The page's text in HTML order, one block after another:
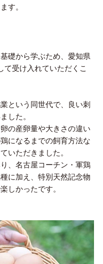
す。
礎から学ぶため、愛知県
て受け入れていただくこ
という同世代で、良い刺
した。
の産卵量や大きさの違い
になるまでの飼育方法な
いただきました。
、名古屋コーチン・軍鶏
に加え、特別天然記念物
しかったです。